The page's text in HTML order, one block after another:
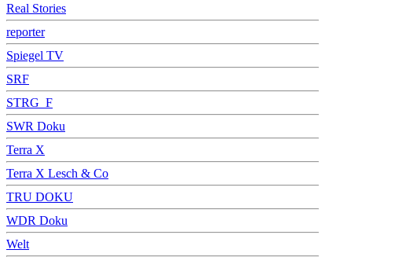
Real Stories
reporter
Spiegel TV
SRF
STRG_F
SWR Doku
Terra X
Terra X Lesch & Co
TRU DOKU
WDR Doku
Welt